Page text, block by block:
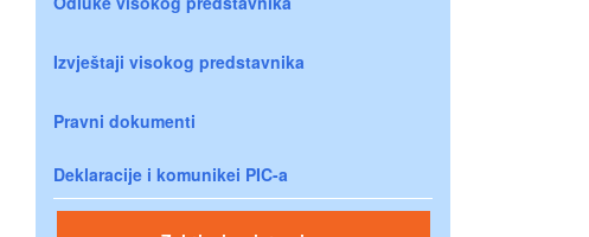
Izvještaji visokog predstavnika
Pravni dokumenti
Deklaracije i komunikei PIC-a